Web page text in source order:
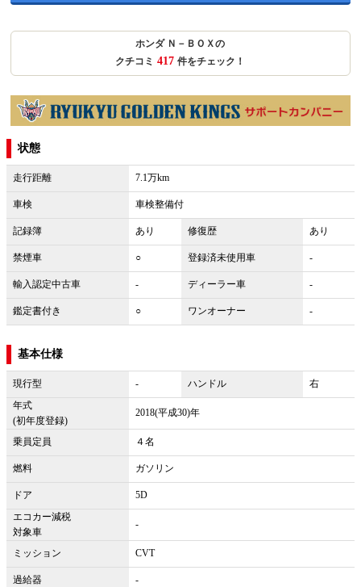
ホンダ Ｎ－ＢＯＸの
クチコミ 417 件をチェック！
状態
走行距離 7.1万km
車検 車検整備付
記録簿 あり 修復歴 あり
禁煙車 ○ 登録済未使用車 -
輸入認定中古車 - ディーラー車 -
鑑定書付き ○ ワンオーナー -
基本仕様
現行型 - ハンドル
右
年式
(初年度登録)
2018(平成30)年
乗員定員 ４名
燃料 ガソリン
ドア
5D
エコカー減税
対象車
-
ミッション CVT
過給器 -